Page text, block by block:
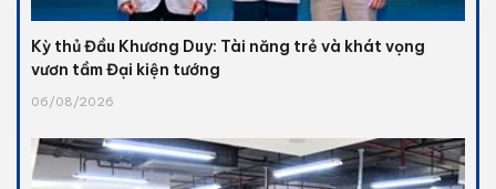
Kỳ thủ Đầu Khương Duy: Tài năng trẻ và khát vọng
vươn tầm Đại kiện tướng
06/08/2026